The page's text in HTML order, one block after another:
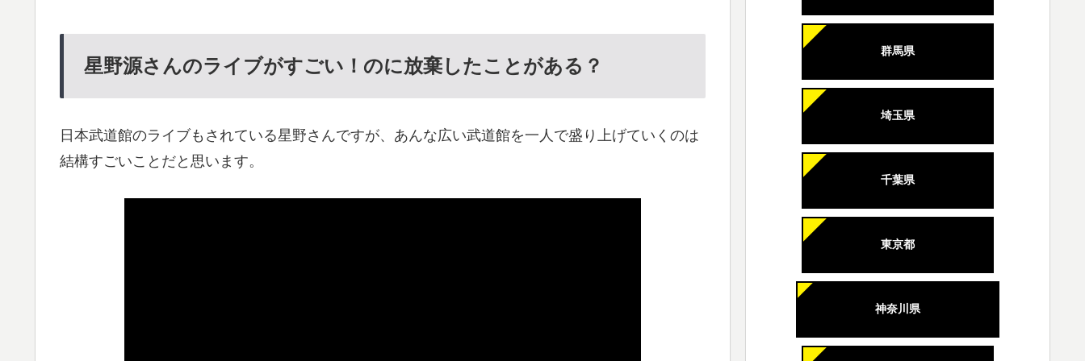
星野源さんのライブがすごい！のに放棄したことがある？
日本武道館のライブもされている星野さんですが、あんな広い武道館を一人で盛り上げていくのは
結構すごいことだと思います。
群馬県
埼玉県
千葉県
東京都
神奈川県